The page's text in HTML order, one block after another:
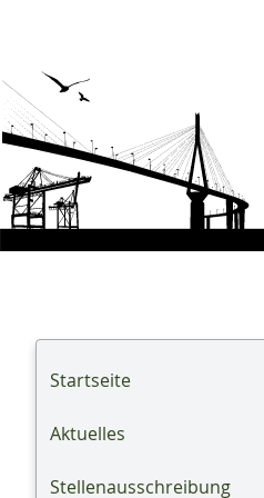
Startseite
Aktuelles
Stellenausschreibung